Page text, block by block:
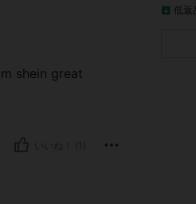
shein great
低返